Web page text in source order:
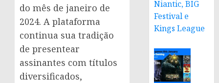
do mês de janeiro de
2024. A plataforma
continua sua tradição
de presentear
assinantes com títulos
diversificados,
Niantic, BIG
Festival e
Kings League